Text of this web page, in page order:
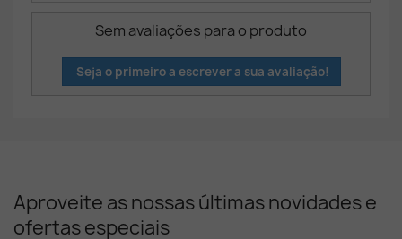
Sem avaliações para o produto
Seja o primeiro a escrever a sua avaliação!
Aproveite as nossas últimas novidades e
ofertas especiais